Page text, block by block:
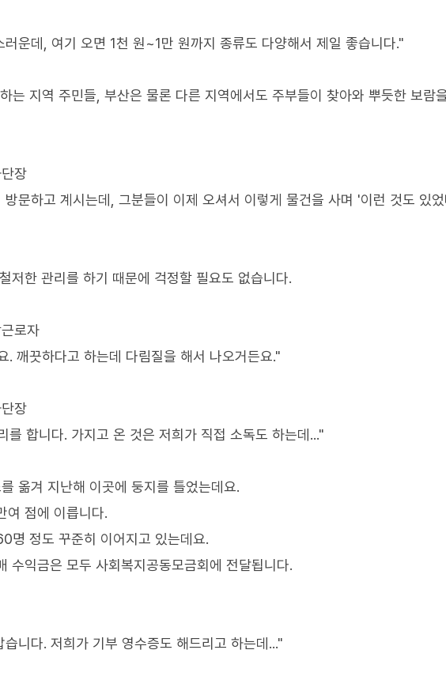
운데, 여기 오면 1천 원~1만 원까지 종류도 다양해서 제일 좋습니다."
는 지역 주민들, 부산은 물론 다른 지역에서도 주부들이 찾아와 뿌듯한 보람
장
문하고 계시는데, 그분들이 이제 오셔서 이렇게 물건을 사며 '이런 것도 있
저한 관리를 하기 때문에 걱정할 필요도 없습니다.
로자
. 깨끗하다고 하는데 다림질을 해서 나오거든요."
장
를 합니다. 가지고 온 것은 저희가 직접 소독도 하는데..."
옮겨 지난해 이곳에 둥지를 틀었는데요.
여 점에 이릅니다.
명 정도 꾸준히 이어지고 있는데요.
수익금은 모두 사회복지공동모금회에 전달됩니다.
니다. 저희가 기부 영수증도 해드리고 하는데..."